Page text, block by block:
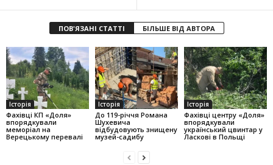
ПОВ'ЯЗАНІ СТАТТІ БІЛЬШЕ ВІД АВТОРА
Історія
Фахівці КП «Доля»
впорядкували
меморіал на
Верецькому перевалі
Історія
До 119-річчя Романа
Шухевича
відбудовують знищену
музей-садибу
Історія
Фахівці центру «Доля»
впорядкували
український цвинтар у
Ласкові в Польщі